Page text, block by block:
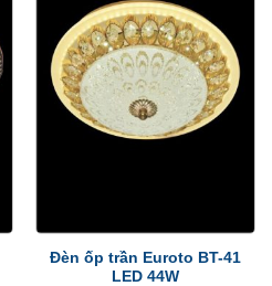
Đèn ốp trần Euroto BT-41
LED 44W